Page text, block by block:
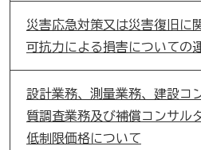
災害応急対策又は災害復旧に
可抗力による損害についての
設計業務、測量業務、建設コ
質調査業務及び補償コンサル
低制限価格について